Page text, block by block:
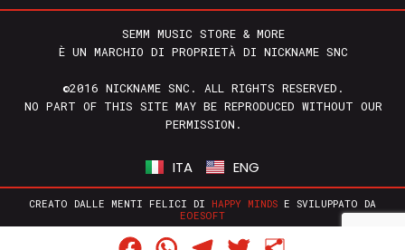
SEMM MUSIC STORE & MORE
È UN MARCHIO DI PROPRIETÀ DI NICKNAME SNC
©2016 NICKNAME SNC. ALL RIGHTS RESERVED.
NO PART OF THIS SITE MAY BE REPRODUCED WITHOUT OUR
PERMISSION.
ITA ENG
CREATO DALLE MENTI FELICI DI HAPPY MINDS E SVILUPPATO DA
EOESOFT
FacebookWhatsAppTelegram
Twitter